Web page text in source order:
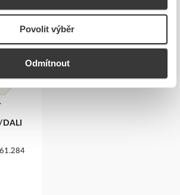
Povolit výběr
Odmítnout